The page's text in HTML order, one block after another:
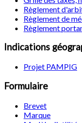
Règlement
Règlement de
Règlement
Indications
Projet PAMPIG
Formulaire
Brevet
Marque